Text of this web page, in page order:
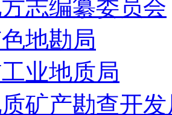
志编纂委员会
地勘局
业地质局
矿产勘查开发